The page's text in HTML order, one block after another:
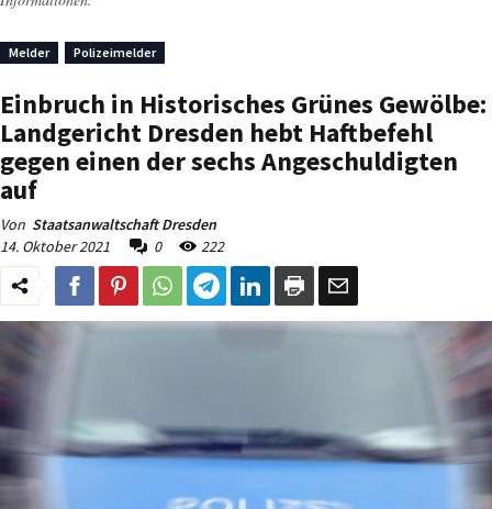
Melder Polizeimelder
Einbruch in Historisches Grünes Gewölbe:
Landgericht Dresden hebt Haftbefehl
gegen einen der sechs Angeschuldigten
auf
Von Staatsanwaltschaft Dresden
14. Oktober 2021
0 222